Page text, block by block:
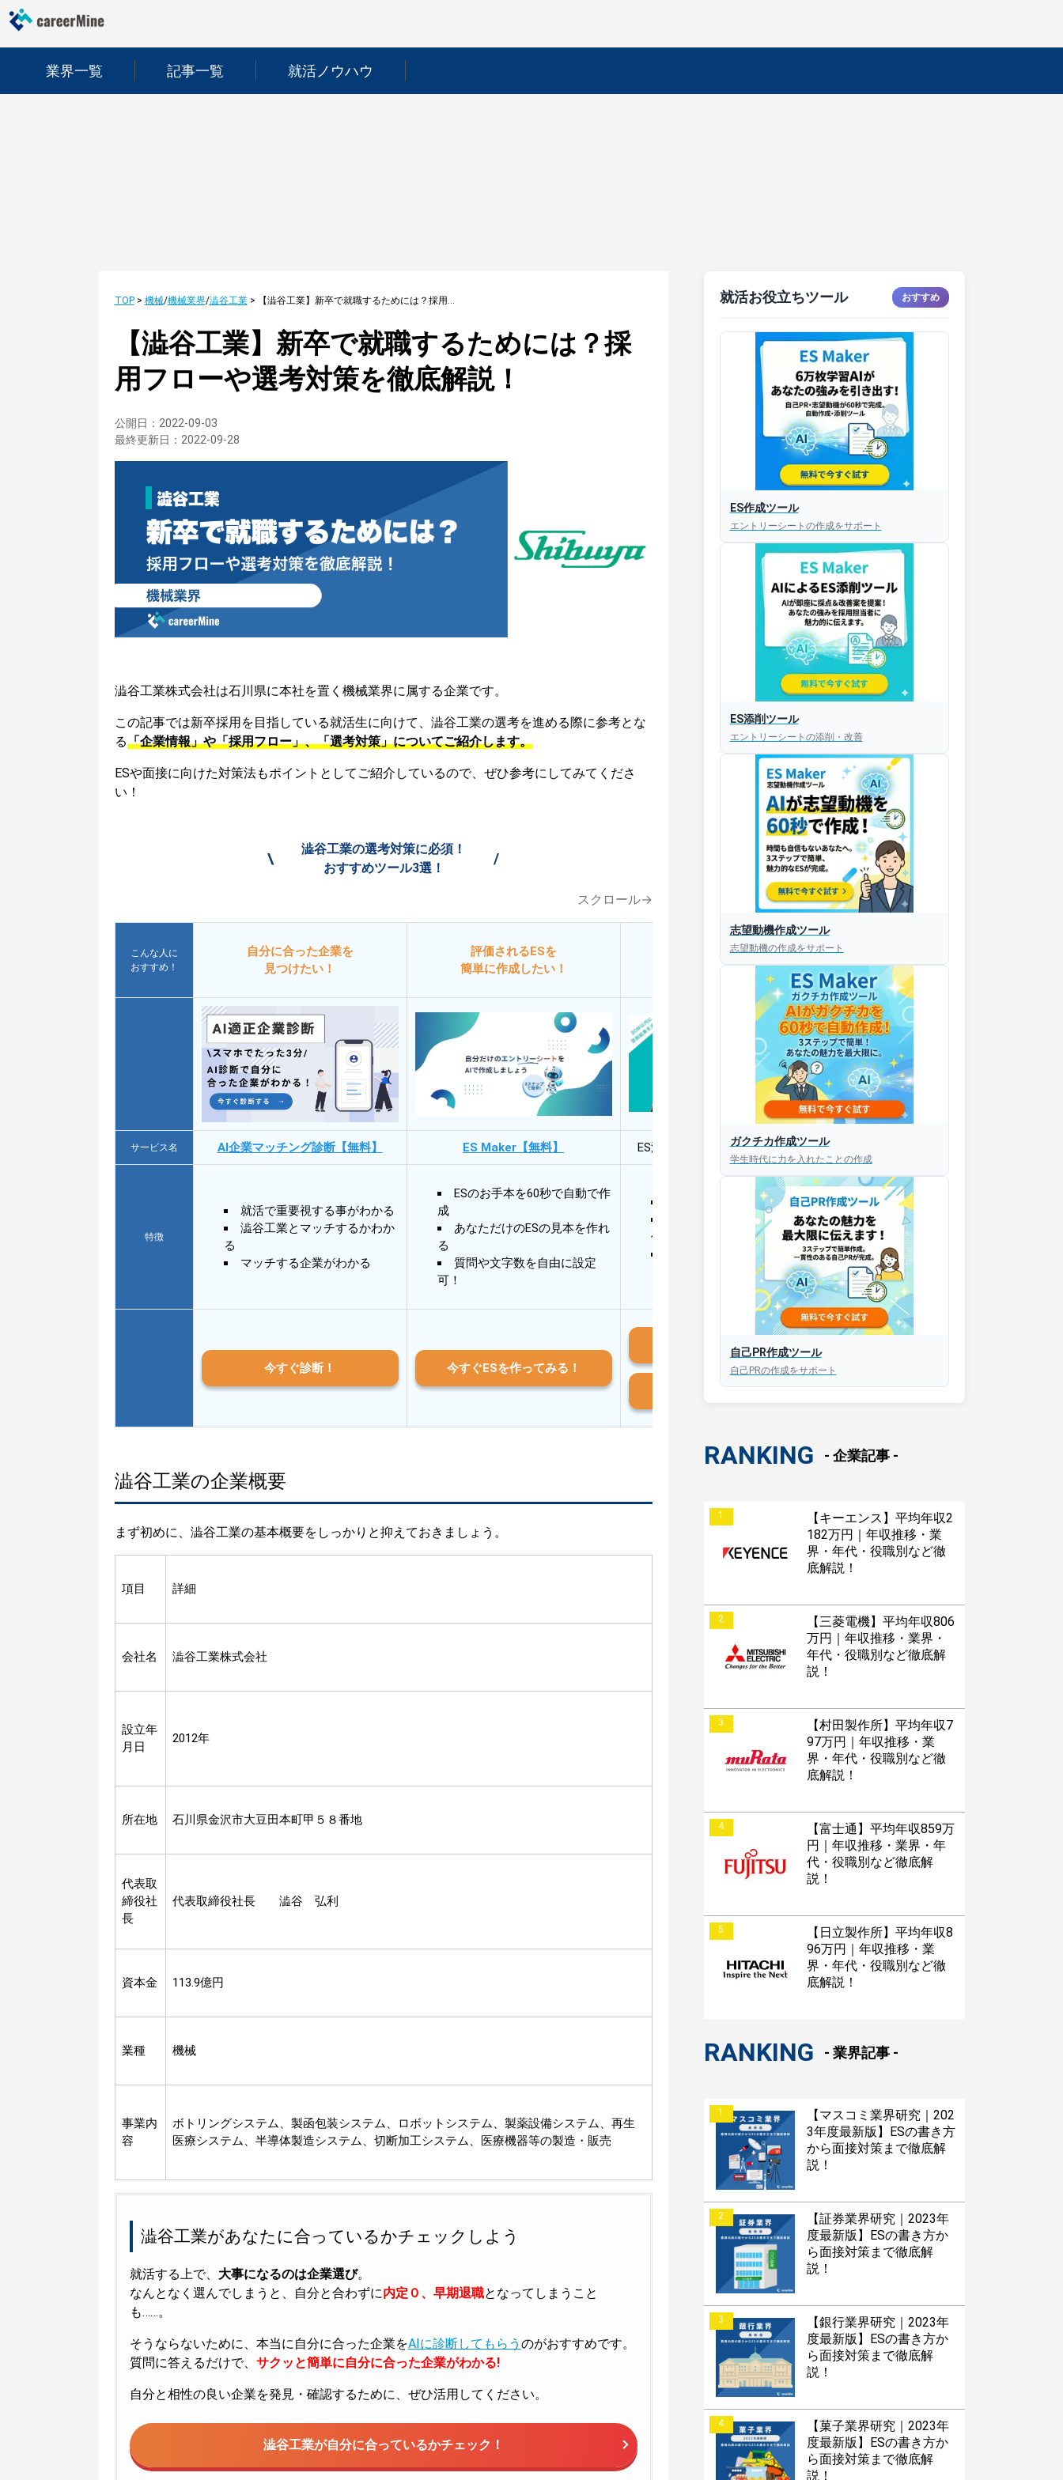
業界一覧 記事一覧 就活ノウハウ
TOP> 機械/機械業界/澁谷工業> 【澁谷工業】新卒で就職するためには？採用フローや選考対策を徹底解説！
【澁谷工業】新卒で就職するためには？採
用フローや選考対策を徹底解説！
公開日： 2022-09-03
最終更新日： 2022-09-28
澁谷工業株式会社は石川県に本社を置く機械業界に属する企業です。
この記事では新卒採用を目指している就活生に向けて、澁谷工業の選考を進める際に参考とな
る「企業情報」や「採用フロー」、「選考対策」についてご紹介します。
ESや面接に向けた対策法もポイントとしてご紹介しているので、ぜひ参考にしてみてくださ
い！
\
澁谷工業の選考対策に必須！
おすすめツール3選！
/
スクロール→
こんな人に
おすすめ！
自分に合った企業を
見つけたい！
評価されるESを
簡単に作成したい！
今すぐESを
添削してほしい！
サービス名 AI企業マッチング診断【無料】 ES Maker【無料】 ES添削・面接対策アプリ【無料】
特徴
就活で重要視する事がわかる
澁谷工業とマッチするかわか
る
マッチする企業がわかる
ESのお手本を60秒で自動で作
成
あなただけのESの見本を作れ
る
質問や文字数を自由に設定
可！
30秒以内にあなたのESを添削
30秒以内にあなただけのESを
作成
AIと対話して面接練習ができ
今すぐ診断！ 今すぐESを作ってみる！
iOS版はこちら
Android版はこちら
澁谷工業の企業概要
まず初めに、澁谷工業の基本概要をしっかりと抑えておきましょう。
項目 詳細
会社名 澁谷工業株式会社
設立年
月日
2012年
所在地 石川県金沢市大豆田本町甲５８番地
代表取
締役社
長
代表取締役社長 澁谷 弘利
資本金 113.9億円
業種 機械
事業内
容
ボトリングシステム、製函包装システム、ロボットシステム、製薬設備システム、再生
医療システム、半導体製造システム、切断加工システム、医療機器等の製造・販売
澁谷工業があなたに合っているかチェックしよう
就活する上で、 大事になるのは企業選び。
なんとなく選んでしまうと、自分と合わずに内定０、早期退職となってしまうこと
も……。
そうならないために、本当に自分に合った企業をAIに診断してもらう のがおすすめです。
質問に答えるだけで、 サクッと簡単に自分に合った企業がわかる!
自分と相性の良い企業を発見・確認するために、ぜひ活用してください。
澁谷工業が自分に合っているかチェック！
就活お役立ちツール おすすめ
ES作成ツール
エントリーシートの作成をサポート
ES添削ツール
エントリーシートの添削・改善
志望動機作成ツール
志望動機の作成をサポート
ガクチカ作成ツール
学生時代に力を入れたことの作成
自己PR作成ツール
自己PRの作成をサポート
RANKING - 企業記事 -
1
【キーエンス】平均年収2
182万円｜年収推移・業
界・年代・役職別など徹
底解説！
2
【三菱電機】平均年収806
万円｜年収推移・業界・
年代・役職別など徹底解
説！
3
【村田製作所】平均年収7
97万円｜年収推移・業
界・年代・役職別など徹
底解説！
4
【富士通】平均年収859万
円｜年収推移・業界・年
代・役職別など徹底解
説！
5
【日立製作所】平均年収8
96万円｜年収推移・業
界・年代・役職別など徹
底解説！
RANKING - 業界記事 -
1
【マスコミ業界研究｜202
3年度最新版】ESの書き方
から面接対策まで徹底解
説！
2
【証券業界研究｜2023年
度最新版】ESの書き方か
ら面接対策まで徹底解
説！
3
【銀行業界研究｜2023年
度最新版】ESの書き方か
ら面接対策まで徹底解
説！
4
【菓子業界研究｜2023年
度最新版】ESの書き方か
ら面接対策まで徹底解
説！